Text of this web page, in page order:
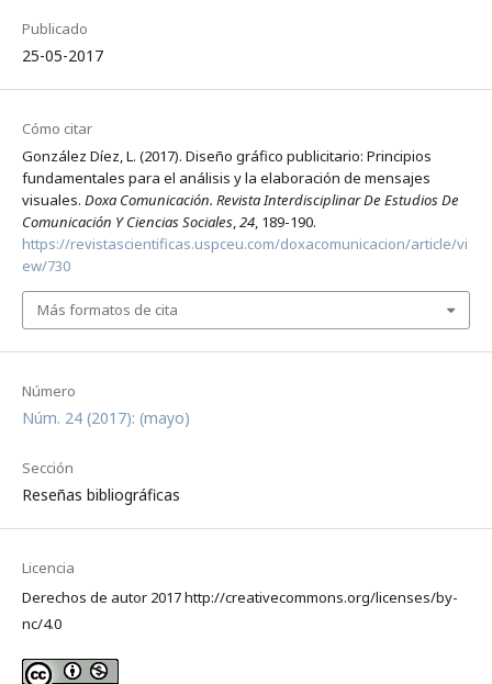
Publicado
25-05-2017
Número
Núm. 24 (2017): (mayo)
Sección
Reseñas bibliográficas
Licencia
Derechos de autor 2017 http://creativecommons.org/licenses/by-
nc/4.0
Cómo citar
González Díez, L. (2017). Diseño gráfico publicitario: Principios
fundamentales para el análisis y la elaboración de mensajes
visuales. Doxa Comunicación. Revista Interdisciplinar De Estudios De
Comunicación Y Ciencias Sociales,24, 189-190.
https://revistascientificas.uspceu.com/doxacomunicacion/article/vi
ew/730
Más formatos de cita